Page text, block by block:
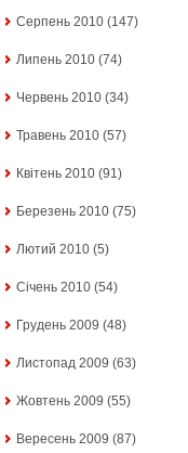
Серпень 2010 (147)
Липень 2010 (74)
Червень 2010 (34)
Травень 2010 (57)
Квітень 2010 (91)
Березень 2010 (75)
Лютий 2010 (5)
Січень 2010 (54)
Грудень 2009 (48)
Листопад 2009 (63)
Жовтень 2009 (55)
Вересень 2009 (87)